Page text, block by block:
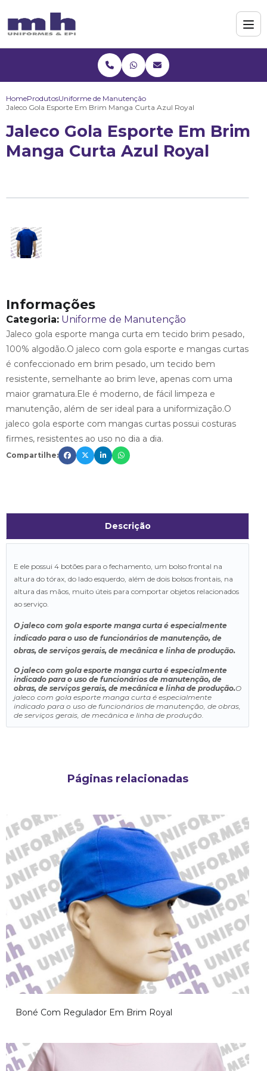
HomeProdutosUniforme de Manutenção
Jaleco Gola Esporte Em Brim Manga Curta Azul Royal
Jaleco Gola Esporte Em Brim
Manga Curta Azul Royal
Informações
Categoria: Uniforme de Manutenção
Jaleco gola esporte manga curta em tecido brim pesado,
100% algodão.O jaleco com gola esporte e mangas curtas
é confeccionado em brim pesado, um tecido bem
resistente, semelhante ao brim leve, apenas com uma
maior gramatura.Ele é moderno, de fácil limpeza e
manutenção, além de ser ideal para a uniformização.O
jaleco gola esporte com mangas curtas possui costuras
firmes, resistentes ao uso no dia a dia.
Compartilhe:
Descrição
E ele possui 4 botões para o fechamento, um bolso frontal na
altura do tórax, do lado esquerdo, além de dois bolsos frontais, na
altura das mãos, muito úteis para comportar objetos relacionados
ao serviço.
O jaleco com gola esporte manga curta é especialmente
indicado para o uso de funcionários de manutenção, de
obras, de serviços gerais, de mecânica e linha de produção.
O jaleco com gola esporte manga curta é especialmente
indicado para o uso de funcionários de manutenção, de
obras, de serviços gerais, de mecânica e linha de produção.O
jaleco com gola esporte manga curta é especialmente
indicado para o uso de funcionários de manutenção, de obras,
de serviços gerais, de mecânica e linha de produção.
Páginas relacionadas
Aviso!
Boné Com Regulador Em Brim Royal